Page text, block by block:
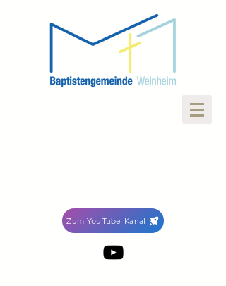
Zum YouTube-Kanal